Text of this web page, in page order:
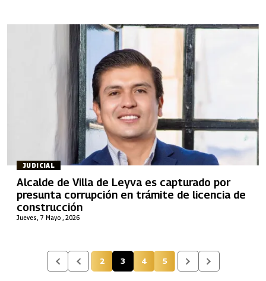
JUDICIAL
Jueves, 7 Mayo , 2026
Alcalde de Villa de Leyva es capturado por
presunta corrupción en trámite de licencia de
construcción
Página
2 Página actual
3 Página
4 Página
5